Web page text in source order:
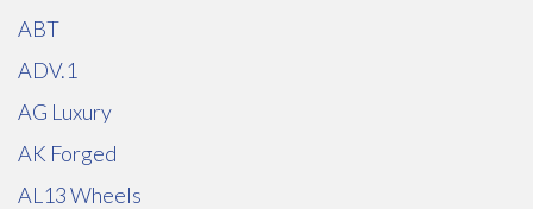
ABT
ADV.1
AG Luxury
AK Forged
AL13 Wheels